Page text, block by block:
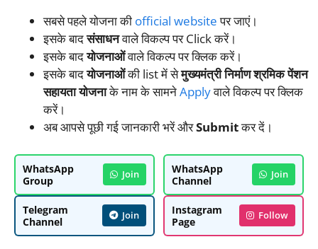
सबसे पहले योजना की official websiteपर जाएं।
इसके बादसंसाधनवाले विकल्प पर Click करें।
इसके बादयोजनाओंवाले विकल्प पर क्लिक करें।
इसके बादयोजनाओंकी list में सेमुख्यमंत्री निर्माण श्रमिक पेंशन
सहायता योजनाके नाम के सामनेApplyवाले विकल्प पर क्लिक
करें।
अब आपसे पूछी गई जानकारी भरें औरSubmitकर दें।
WhatsApp
Group
Join
WhatsApp
Channel
Join
Telegram
Channel
Join
Instagram
Page
Follow